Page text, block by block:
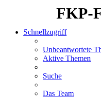
FKP-
Schnellzugriff
Unbeantwortete
Aktive Themen
Suche
Das Team